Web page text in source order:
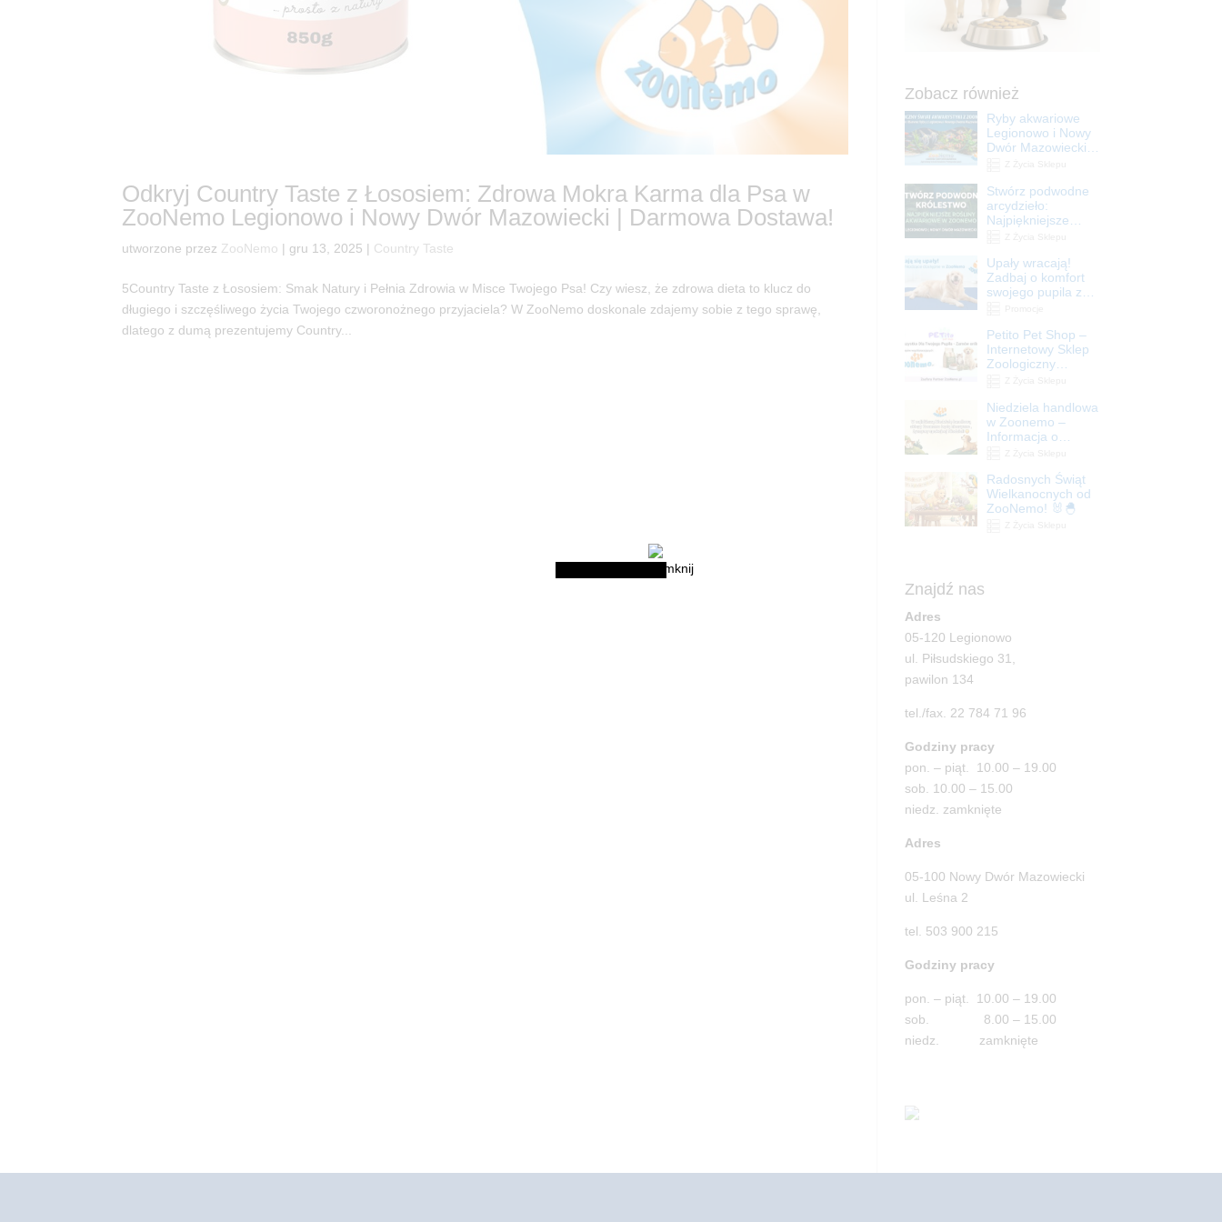
Odkryj Country Taste z Łososiem: Zdrowa Mokra Karma dla Psa w
ZooNemo Legionowo i Nowy Dwór Mazowiecki | Darmowa Dostawa!
utworzone przez ZooNemo | gru 13, 2025 | Country Taste
5Country Taste z Łososiem: Smak Natury i Pełnia Zdrowia w Misce Twojego Psa! Czy wiesz, że zdrowa dieta to klucz do
długiego i szczęśliwego życia Twojego czworonożnego przyjaciela? W ZooNemo doskonale zdajemy sobie z tego sprawę,
dlatego z dumą prezentujemy Country...
Zobacz również
Ryby akwariowe
Legionowo i Nowy
Dwór Mazowiecki –
Stwórz podwodne
arcydzieło:
Najpiękniejsze
Legionowo i Nowy
Dwór Mazowiecki
Upały wracają!
Zadbaj o komfort
swojego pupila z
ZooNemo
Petito Pet Shop –
Internetowy Sklep
Zoologiczny
| ZooNemo
Niedziela handlowa
w Zoonemo –
Informacja o
Radosnych Świąt
Wielkanocnych od
ZooNemo! 🐰🐣
Znajdź nas
Adres
05-120 Legionowo
ul. Piłsudskiego 31,
pawilon 134
tel./fax. 22 784 71 96
Godziny pracy
pon. – piąt. 10.00 – 19.00
sob. 10.00 – 15.00
niedz. zamknięte
Adres
05-100 Nowy Dwór Mazowiecki
ul. Leśna 2
tel. 503 900 215
Godziny pracy
pon. – piąt. 10.00 – 19.00
sob. 8.00 – 15.00
niedz. zamknięte